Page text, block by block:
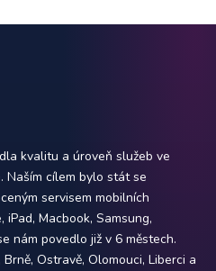
kvalitu a úroveň služeb ve
Naším cílem bylo stát se
servisem mobilních
Macbook, Samsung,
nám povedlo již v 6 městech.
Ostravě, Olomouci, Liberci a